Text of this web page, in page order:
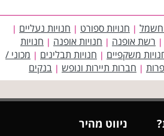
חשמל | חנויות ספורט | חנויות נעליים |
| רשת אופנה | חנויות אופנה | חנויות
משקפיים | חנויות תבלינים | מכוני /
| חברות תיירות ונופש | בנקים
ניווט מהיר